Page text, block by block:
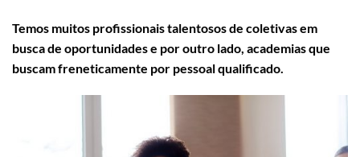
Temos muitos profissionais talentosos de coletivas em
busca de oportunidades e por outro lado, academias que
buscam freneticamente por pessoal qualificado.